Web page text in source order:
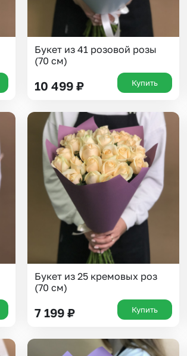
Букет из 41 розовой розы
(70 см)
10 499 ₽ Купить
Букет из 25 кремовых роз
(70 см)
7 199 ₽ Купить